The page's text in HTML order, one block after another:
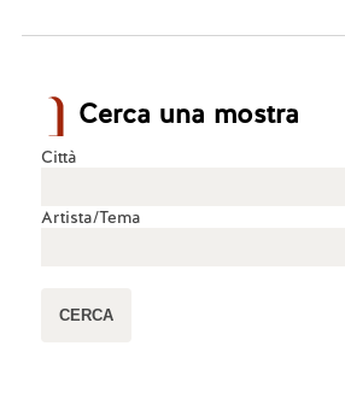
Cerca una mostra
Città
Artista/Tema